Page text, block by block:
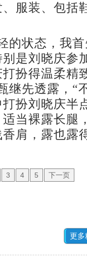
服装、包括
状态，我首
是刘晓庆参
扮得温柔精
继先透露，“
扮刘晓庆半
当裸露长腿
肩，露也露
3 4 5 下一页
更多